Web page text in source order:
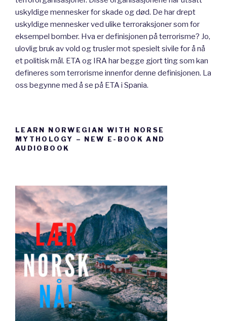
uskyldige mennesker for skade og død. De har drept
uskyldige mennesker ved ulike terroraksjoner som for
eksempel bomber. Hva er definisjonen på terrorisme? Jo,
ulovlig bruk av vold og trusler mot spesielt sivile for å nå
et politisk mål. ETA og IRA har begge gjort ting som kan
defineres som terrorisme innenfor denne definisjonen. La
oss begynne med å se på ETA i Spania.
LEARN NORWEGIAN WITH NORSE
MYTHOLOGY – NEW E-BOOK AND
AUDIOBOOK